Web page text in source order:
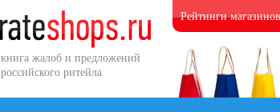
книга жалоб и предложений
российского ритейла
Рейтинги